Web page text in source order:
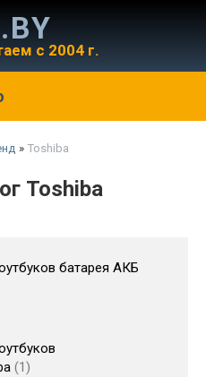
.BY
с 2004 г.
» Toshiba
Toshiba
батарея АКБ
1